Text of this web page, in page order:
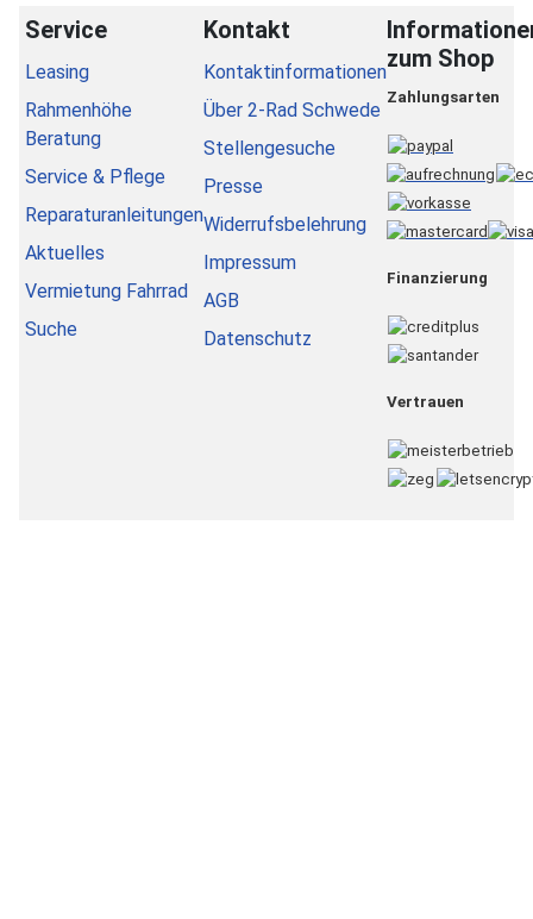
Service
Leasing
Rahmenhöhe
Beratung
Service & Pflege
Reparaturanleitungen
Aktuelles
Vermietung Fahrrad
Suche
Kontakt
Kontaktinformationen
Über 2-Rad Schwede
Stellengesuche
Presse
Widerrufsbelehrung
Impressum
AGB
Datenschutz
zum Shop
Zahlungsarten
Finanzierung
Vertrauen